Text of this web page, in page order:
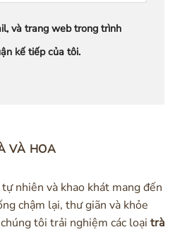
và trang web trong trình
kế tiếp của tôi.
VÀ HOA
nhiên và khao khát mang đến
chậm lại, thư giãn và khỏe
tôi trải nghiệm các loại trà